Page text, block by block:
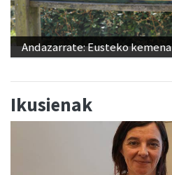
Andazarrate: Eusteko kemena
Ikusienak